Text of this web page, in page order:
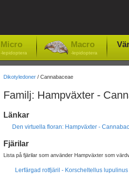
Micro
-lepidoptera
Macro
-lepidoptera
Dikotyledoner/ Cannabaceae
Familj: Hampväxter -
Länkar
Den virtuella floran: Hampväxter -
Fjärilar
Lista på fjärilar som använder Hampväxter som
Lerfärgad rotfjäril - Korscheltellus lupulinus